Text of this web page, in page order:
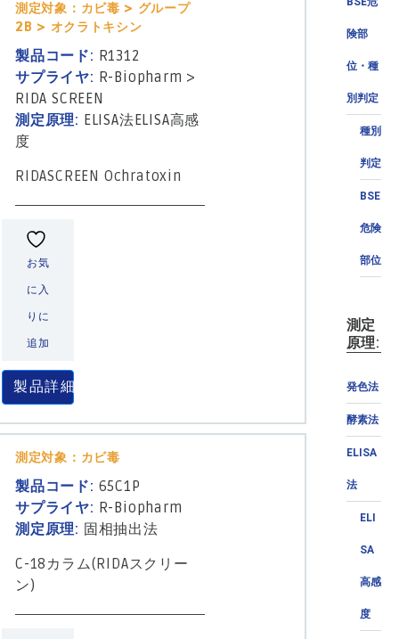
険部
位・種
別判定
種別
判定
BSE
危険
部位
測定
原理:
発色法
酵素法
ELISA
法
ELI
SA
高感
度
測定対象：カビ毒 > グループ
2B > オクラトキシン
製品コード: R1312
サプライヤ: R-Biopharm >
RIDA SCREEN
測定原理: ELISA法ELISA高感
度
RIDASCREEN Ochratoxin
お気
に入
りに
追加
製品詳細
測定対象：カビ毒
製品コード: 65C1P
サプライヤ: R-Biopharm
測定原理: 固相抽出法
C-18カラム(RIDAスクリー
ン)